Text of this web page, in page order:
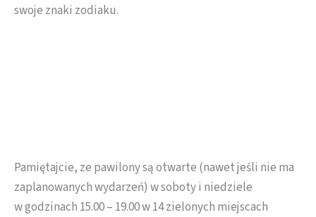
swoje znaki zodiaku.
Pamiętajcie, ze pawilony są otwarte (nawet jeśli nie ma
zaplanowanych wydarzeń) w soboty i niedziele
w godzinach 15.00 – 19.00 w 14 zielonych miejscach